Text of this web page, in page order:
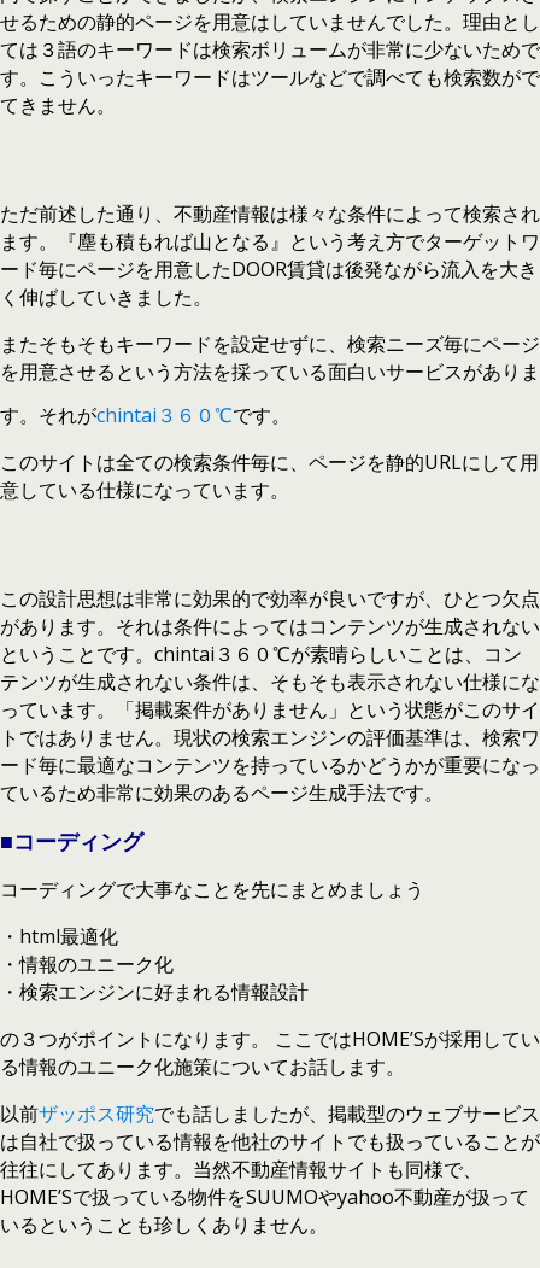
せるための静的ページを用意はしていませんでした。理由とし
ては３語のキーワードは検索ボリュームが非常に少ないためで
す。こういったキーワードはツールなどで調べても検索数がで
てきません。
ただ前述した通り、不動産情報は様々な条件によって検索され
ます。『塵も積もれば山となる』という考え方でターゲットワ
ード毎にページを用意したDOOR賃貸は後発ながら流入を大き
く伸ばしていきました。
またそもそもキーワードを設定せずに、検索ニーズ毎にページ
を用意させるという方法を採っている面白いサービスがありま
す。それがchintai３６０℃です。
このサイトは全ての検索条件毎に、ページを静的URLにして用
意している仕様になっています。
この設計思想は非常に効果的で効率が良いですが、ひとつ欠点
があります。それは条件によってはコンテンツが生成されない
ということです。chintai３６０℃が素晴らしいことは、コン
テンツが生成されない条件は、そもそも表示されない仕様にな
っています。「掲載案件がありません」という状態がこのサイ
トではありません。現状の検索エンジンの評価基準は、検索ワ
ード毎に最適なコンテンツを持っているかどうかが重要になっ
ているため非常に効果のあるページ生成手法です。
■コーディング
コーディングで大事なことを先にまとめましょう
・html最適化
・情報のユニーク化
・検索エンジンに好まれる情報設計
の３つがポイントになります。 ここではHOME’Sが採用してい
る情報のユニーク化施策についてお話します。
以前ザッポス研究でも話しましたが、掲載型のウェブサービス
は自社で扱っている情報を他社のサイトでも扱っていることが
往往にしてあります。当然不動産情報サイトも同様で、
HOME’Sで扱っている物件をSUUMOやyahoo不動産が扱って
いるということも珍しくありません。